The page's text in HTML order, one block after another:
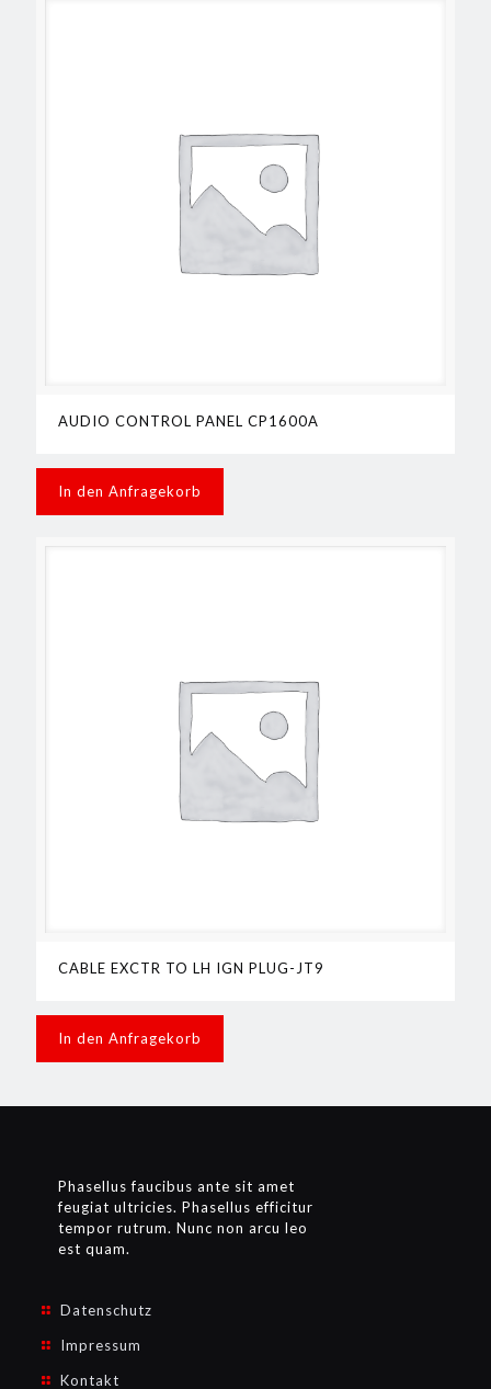
AUDIO CONTROL PANEL CP1600A
In den Anfragekorb
CABLE EXCTR TO LH IGN PLUG-JT9
In den Anfragekorb
Phasellus faucibus ante sit amet
feugiat ultricies. Phasellus efficitur
tempor rutrum. Nunc non arcu leo
est quam.
Datenschutz
Impressum
Kontakt